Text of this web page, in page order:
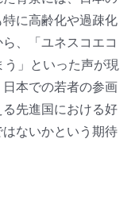
に高齢化や過疎化
、「ユネスコエコ
」といった声が現
本での若者の参画
先進国における好
ないかという期待